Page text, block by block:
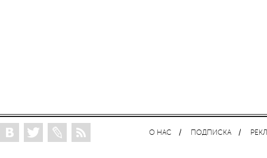
О НАС ПОДПИСКА